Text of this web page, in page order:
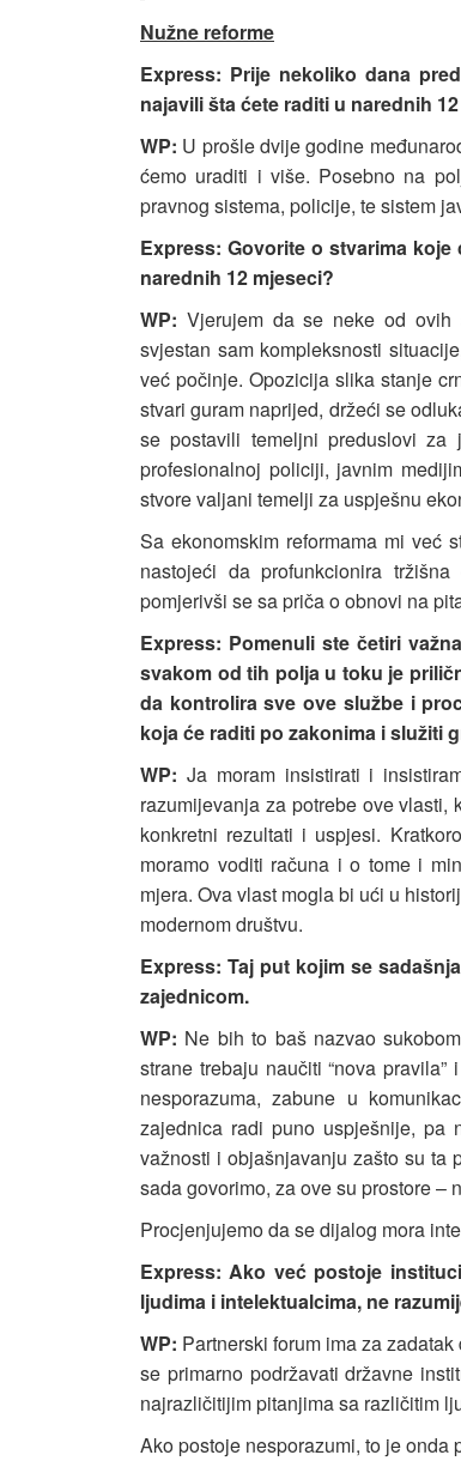
Nužne reforme
Express: Prije nekoliko dana
najavili šta ćete raditi u narednih
WP: U prošle dvije godine
ćemo uraditi i više. Posebno na
pravnog sistema, policije, te sistem
Express: Govorite o stvarima
narednih 12 mjeseci?
WP: Vjerujem da se neke od ovih
svjestan sam kompleksnosti
već počinje. Opozicija slika stanje
stvari guram naprijed, držeći se
se postavili temeljni preduslovi za
profesionalnoj policiji, javnim
stvore valjani temelji za uspješnu
Sa ekonomskim reformama mi već
nastojeći da profunkcionira
pomjerivši se sa priča o obnovi na
Express: Pomenuli ste četiri
svakom od tih polja u toku je
da kontrolira sve ove službe i
koja će raditi po zakonima i služiti
WP: Ja moram insistirati i
razumijevanja za potrebe ove
konkretni rezultati i uspjesi.
moramo voditi računa i o tome i
mjera. Ova vlast mogla bi ući u
modernom društvu.
Express: Taj put kojim se
zajednicom.
WP: Ne bih to baš nazvao
strane trebaju naučiti “nova
nesporazuma, zabune u
zajednica radi puno uspješnije, pa
važnosti i objašnjavanju zašto su ta
sada govorimo, za ove su prostore –
Procjenjujemo da se dijalog mora
Express: Ako već postoje
ljudima i intelektualcima, ne
WP: Partnerski forum ima za
se primarno podržavati državne
najrazličitijim pitanjima sa različitim
Ako postoje nesporazumi, to je